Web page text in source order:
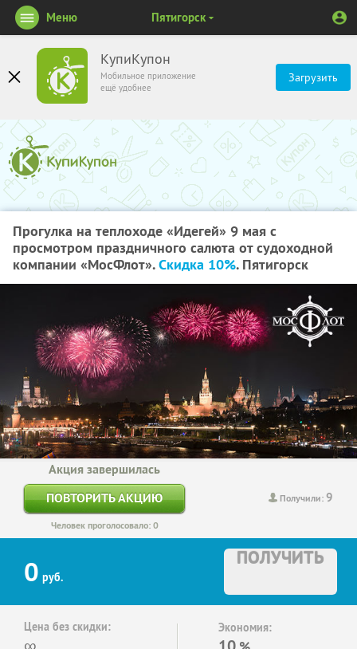
КупиКупон
Мобильное приложение
ещё удобнее
Загрузить
Меню Пятигорск
Прогулка на теплоходе «Идегей» 9 мая с
просмотром праздничного салюта от судоходной
компании «МосФлот».Скидка 10%. Пятигорск
Получили:9
Акция завершилась
ПОВТОРИТЬ АКЦИЮ
Человек проголосовало: 0
0 руб.
ПОЛУЧИТЬ
Цена без скидки: Экономия: